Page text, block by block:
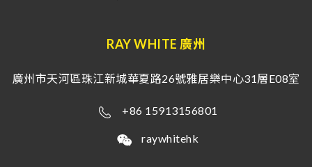
RAY WHITE 廣州
廣州市天河區珠江新城華夏路26號雅居樂中心31層E08室
+86 15913156801
raywhitehk